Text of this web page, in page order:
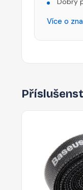
Více o